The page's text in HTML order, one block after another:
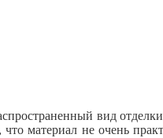
вид
материал не очень